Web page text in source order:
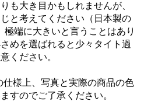
も大き目かもしれませんが、
と考えてください（日本製の
極端に大きいと言うことはあり
めを選ばれると少々タイト過
ください。
様上、写真と実際の商品の色
すのでご了承ください。